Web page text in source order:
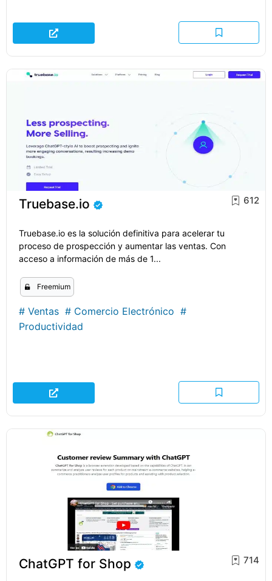
Truebase.io 612
Truebase.io es la solución definitiva para acelerar tu
proceso de prospección y aumentar las ventas. Con
acceso a información de más de 1...
Freemium
# Ventas # Comercio Electrónico #
Productividad
ChatGPT for Shop 714